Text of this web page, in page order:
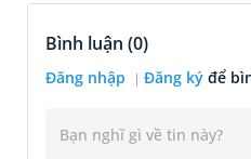
Bình luận (0)
Đăng nhập Đăng ký để